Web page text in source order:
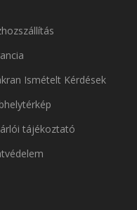
Ismételt Kérdések
tájékoztató